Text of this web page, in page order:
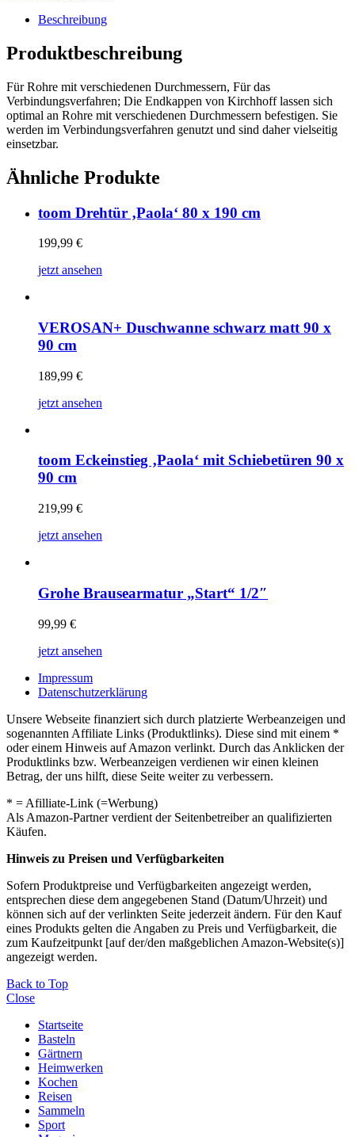
Beschreibung
Produktbeschreibung
Für Rohre mit verschiedenen Durchmessern, Für das
Verbindungsverfahren; Die Endkappen von Kirchhoff lassen sich
optimal an Rohre mit verschiedenen Durchmessern befestigen. Sie
werden im Verbindungsverfahren genutzt und sind daher vielseitig
einsetzbar.
Ähnliche Produkte
toom Drehtür ‚Paola‘ 80 x 190 cm
199,99 €
jetzt ansehen
VEROSAN+ Duschwanne schwarz matt 90 x
90 cm
189,99 €
jetzt ansehen
toom Eckeinstieg ‚Paola‘ mit Schiebetüren 90 x
90 cm
219,99 €
jetzt ansehen
Grohe Brausearmatur „Start“ 1/2″
99,99 €
jetzt ansehen
Impressum
Datenschutzerklärung
Unsere Webseite finanziert sich durch platzierte Werbeanzeigen und
sogenannten Affiliate Links (Produktlinks). Diese sind mit einem *
oder einem Hinweis auf Amazon verlinkt. Durch das Anklicken der
Produktlinks bzw. Werbeanzeigen verdienen wir einen kleinen
Betrag, der uns hilft, diese Seite weiter zu verbessern.
* = Afilliate-Link (=Werbung)
Als Amazon-Partner verdient der Seitenbetreiber an qualifizierten
Käufen.
Hinweis zu Preisen und Verfügbarkeiten
Sofern Produktpreise und Verfügbarkeiten angezeigt werden,
entsprechen diese dem angegebenen Stand (Datum/Uhrzeit) und
können sich auf der verlinkten Seite jederzeit ändern. Für den Kauf
eines Produkts gelten die Angaben zu Preis und Verfügbarkeit, die
zum Kaufzeitpunkt [auf der/den maßgeblichen Amazon-Website(s)]
angezeigt werden.
Back to Top
Close
Startseite
Basteln
Gärtnern
Heimwerken
Kochen
Reisen
Sammeln
Sport